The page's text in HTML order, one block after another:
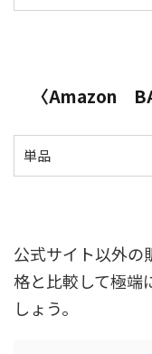
〈Amazon
単品
公式サイト以外の
格と比較して極端
しょう。